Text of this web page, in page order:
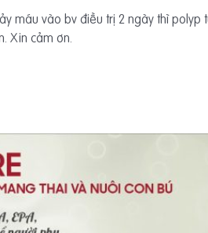
máu vào bv điều trị 2 ngày thì polyp
Xin cảm ơn.